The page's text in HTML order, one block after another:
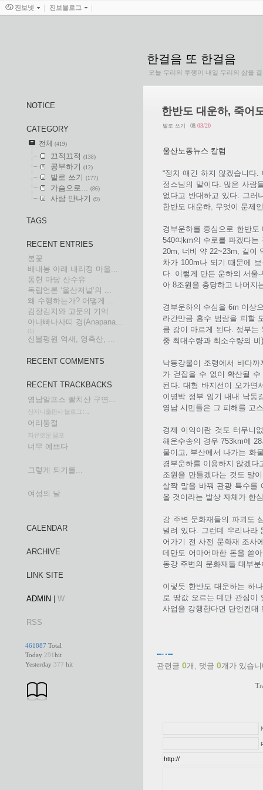
NOTICE
CATEGORY
전체 (419)
끄적끄적 (138)
공부하기 (12)
발로 쓰기 (177)
가슴으로... (86)
사람 만나기 (9)
TAGS
RECENT ENTRIES
봄꽃
배내봉 아래 내리정 마을...
동헌 마당 산수유
독립언론 ‘울산저널’의 ...
왜 수행하는가? 어떻게 ...
김장김치와 고문의 기억
아나빠나사띠 경(Anapana...
(1)
신불평원 억새, 영축산, ...
RECENT COMMENTS
RECENT TRACKBACKS
영남알프스 빨치산 구연...
산지니출판사 블로그 : ...
어리둥절
자유로운 템포
너무 예쁘다
그렇게 되기를...
여성의 날
CALENDAR
ARCHIVE
LINK SITE
ADMIN W
RSS
461887 Total
Today 291 hit
Yesterday 377 hit
한걸음 또 한걸음
오늘 우리의 투쟁이 내일 우리의 삶을
한반도 대운하, 죽어
발로 쓰기 08. 03/20
울산노동뉴스 칼럼
“정치 얘긴 하지 않겠습니다
정스님의 말이다. 많은 사람
없다고 반대하고 있다. 그러
한반도 대운하, 무엇이 문제
경부운하를 중심으로 한반
540여km의 수로를 파겠다
20m, 너비 약 22~23m, 길이
차가 100m나 되기 때문에
다. 이렇게 만든 운하의 서울
아 8조원을 충당하고 나머지
경부운하의 수심을 6m 이상
라간만큼 홍수 범람을 피할
큼 강이 마르게 된다. 정부는
중 최대수량과 최소수량의
낙동강물이 조령에서 바다
가 걷잡을 수 없이 확산될
된다. 대형 바지선이 오가면
이명박 정부 임기 내내 낙동
영남 시민들은 그 피해를 고
경제 이익이란 것도 터무니
해운수송의 경우 753km에
물이고, 부산에서 나가는 화
경부운하를 이용하지 않겠
조원을 만들겠다는 것도 말
살짝 말을 바꿔 관광 특수를
올 것이라는 발상 자체가 한
강 주변 문화재들의 파괴도
널려 있다. 그런데 우리나라
어가기 전 사전 문화재 조사
데만도 어마어마한 돈을 쏟
동강 주변의 문화재들 대부
이렇듯 한반도 대운하는 하
로 땅값 오르는 데만 관심이
사업을 강행한다면 단언컨대
관련글 0개, 댓글 0개가 있습
진보넷 진보블로그